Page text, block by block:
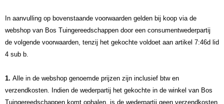
In aanvulling op bovenstaande voorwaarden gelden bij koop via de
webshop van Bos Tuingereedschappen door een consumentwederpartij
de volgende voorwaarden, tenzij het gekochte voldoet aan artikel 7:46d lid
4 sub b.
1. Alle in de webshop genoemde prijzen zijn inclusief btw en
verzendkosten. Indien de wederpartij het gekochte in de winkel van Bos
Tuingereedschappen komt ophalen, is de wederpartij geen verzendkosten